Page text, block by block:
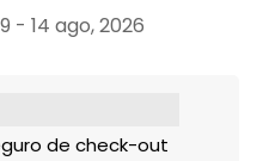
- 14 ago, 2026
de check-out